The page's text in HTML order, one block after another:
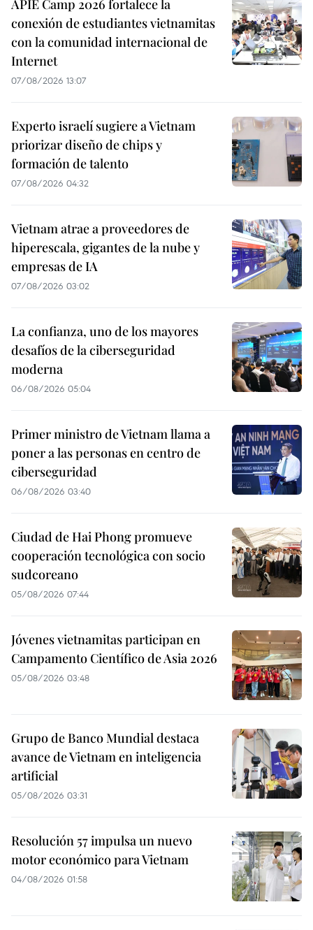
APIE Camp 2026 fortalece la
conexión de estudiantes vietnamitas
con la comunidad internacional de
Internet
07/08/2026 13:07
Experto israelí sugiere a Vietnam
priorizar diseño de chips y
formación de talento
07/08/2026 04:32
Vietnam atrae a proveedores de
hiperescala, gigantes de la nube y
empresas de IA
07/08/2026 03:02
La confianza, uno de los mayores
desafíos de la ciberseguridad
moderna
06/08/2026 05:04
Primer ministro de Vietnam llama a
poner a las personas en centro de
ciberseguridad
06/08/2026 03:40
Ciudad de Hai Phong promueve
cooperación tecnológica con socio
sudcoreano
05/08/2026 07:44
Jóvenes vietnamitas participan en
Campamento Científico de Asia 2026
05/08/2026 03:48
Grupo de Banco Mundial destaca
avance de Vietnam en inteligencia
artificial
05/08/2026 03:31
Resolución 57 impulsa un nuevo
motor económico para Vietnam
04/08/2026 01:58